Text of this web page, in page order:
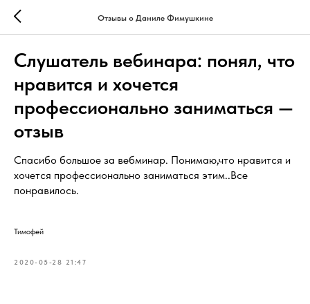
Отзывы о Даниле Фимушкине
Слушатель вебинара: понял, что
нравится и хочется
профессионально заниматься —
отзыв
Спасибо большое за вебминар. Понимаю,что нравится и
хочется профессионально заниматься этим..Все
понравилось.
Тимофей
2020-05-28 21:47